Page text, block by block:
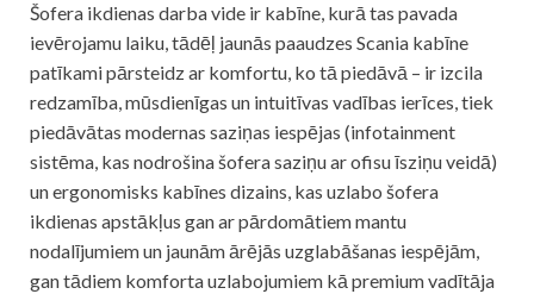
Šofera ikdienas darba vide ir kabīne, kurā tas pavada
ievērojamu laiku, tādēļ jaunās paaudzes Scania kabīne
patīkami pārsteidz ar komfortu, ko tā piedāvā – ir izcila
redzamība, mūsdienīgas un intuitīvas vadības ierīces, tiek
piedāvātas modernas saziņas iespējas (infotainment
sistēma, kas nodrošina šofera saziņu ar ofisu īsziņu veidā)
un ergonomisks kabīnes dizains, kas uzlabo šofera
ikdienas apstākļus gan ar pārdomātiem mantu
nodalījumiem un jaunām ārējās uzglabāšanas iespējām,
gan tādiem komforta uzlabojumiem kā premium vadītāja